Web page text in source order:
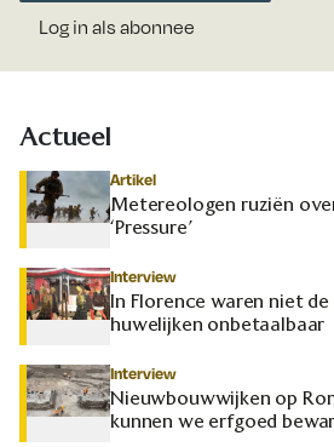
Log in als abonnee
Actueel
Artikel
Metereologen ruziën
‘Pressure’
Interview
In Florence waren niet
huwelijken onbetaalbaar
Interview
Nieuwbouwwijken op
kunnen we erfgoed